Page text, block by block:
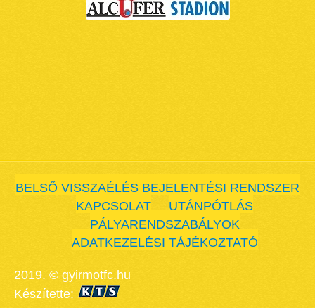
BELSŐ VISSZAÉLÉS BEJELENTÉSI RENDSZER
KAPCSOLAT
UTÁNPÓTLÁS
PÁLYARENDSZABÁLYOK
ADATKEZELÉSI TÁJÉKOZTATÓ
2019. © gyirmotfc.hu
Készítette: